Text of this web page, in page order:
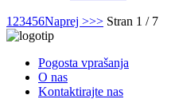
1 23456Naprej >>> Stran 1 / 7
Pogosta vprašanja
O nas
Kontaktirajte nas